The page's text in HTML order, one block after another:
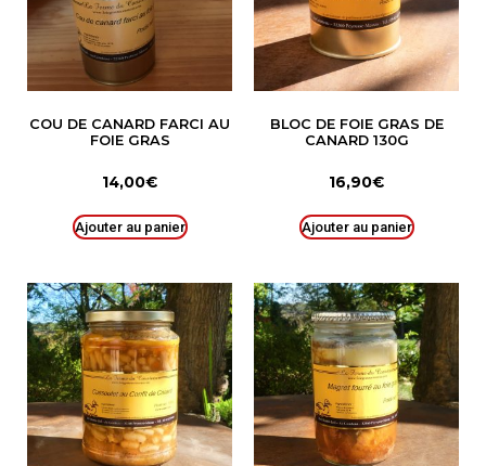
COU DE CANARD FARCI AU
FOIE GRAS
14,00€
Ajouter au panier
BLOC DE FOIE GRAS DE
CANARD 130G
16,90€
Ajouter au panier